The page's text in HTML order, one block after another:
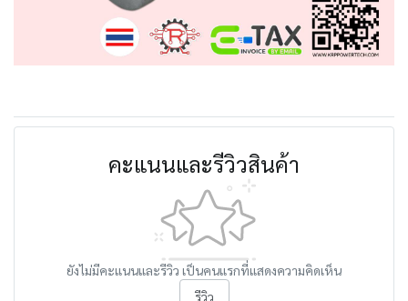
คะแนนและรีวิวสินค้า
ยังไม่มีคะแนนและรีวิว เป็นคนแรกที่แสดงความคิดเห็น
รีวิว